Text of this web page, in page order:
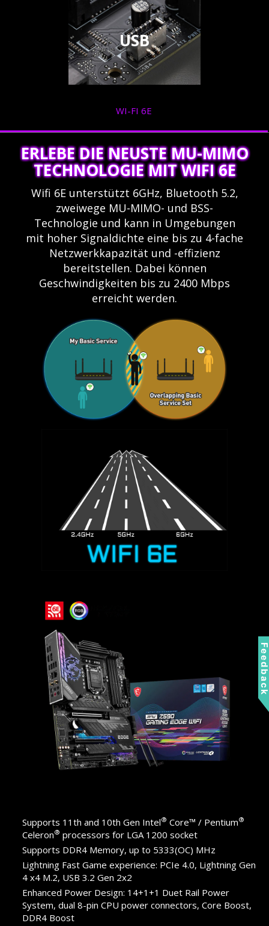
USB
WI-FI 6E
ERLEBE DIE NEUSTE MU-MIMO
TECHNOLOGIE MIT WIFI 6E
Wifi 6E unterstützt 6GHz, Bluetooth 5.2,
zweiwege MU-MIMO- und BSS-
Technologie und kann in Umgebungen
mit hoher Signaldichte eine bis zu 4-fache
Netzwerkkapazität und -effizienz
bereitstellen. Dabei können
Geschwindigkeiten bis zu 2400 Mbps
erreicht werden.
Supports 11th and 10th Gen Intel® Core™ / Pentium®
Celeron® processors for LGA 1200 socket
Supports DDR4 Memory, up to 5333(OC) MHz
Lightning Fast Game experience: PCIe 4.0, Lightning Gen
4 x4 M.2, USB 3.2 Gen 2x2
Enhanced Power Design: 14+1+1 Duet Rail Power
System, dual 8-pin CPU power connectors, Core Boost,
DDR4 Boost